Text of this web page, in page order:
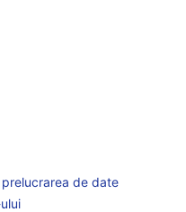
de date